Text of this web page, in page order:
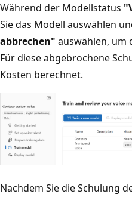
Während der Modellstatus
Sie das Modell auswählen
abbrechen" auswählen, um
Für diese abgebrochene
Kosten berechnet.
Nachdem Sie die Schulung